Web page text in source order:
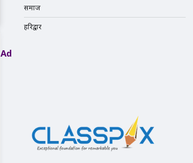
समाज
हरिद्वार
Ad